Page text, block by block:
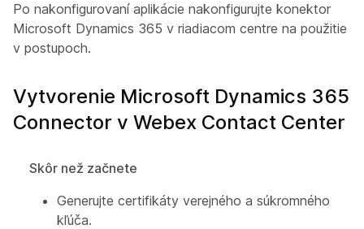
Po nakonfigurovaní aplikácie nakonfigurujte konektor
Microsoft Dynamics 365 v riadiacom centre na použitie
v postupoch.
Vytvorenie Microsoft Dynamics 365
Connector v Webex Contact Center
Skôr než začnete
Generujte certifikáty verejného a súkromného
kľúča.